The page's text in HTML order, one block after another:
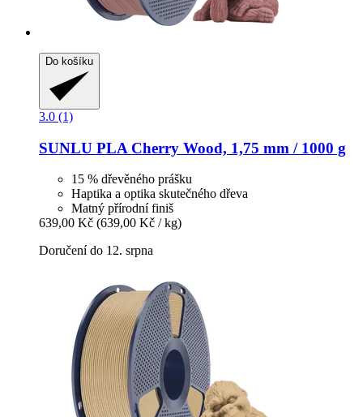
Do košíku
3.0 (1)
SUNLU PLA Cherry Wood, 1,75 mm / 1000 g
15 % dřevěného prášku
Haptika a optika skutečného dřeva
Matný přírodní finiš
639,00 Kč (639,00 Kč / kg)
Doručení do 12. srpna